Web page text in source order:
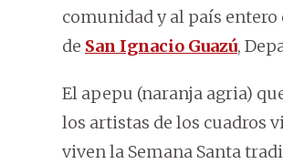
comunidad y al país entero
de San Ignacio Guazú,
El apepu (naranja agria)
los artistas de los cuadros
viven la Semana Santa